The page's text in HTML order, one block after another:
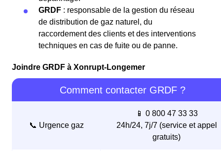
GRDF : responsable de la gestion du réseau
de distribution de gaz naturel, du
raccordement des clients et des interventions
techniques en cas de fuite ou de panne.
Joindre GRDF à Xonrupt-Longemer
Comment contacter GRDF ?
📞 Urgence gaz
📱 0 800 47 33 33
24h/24, 7j/7 (service et appel
gratuits)